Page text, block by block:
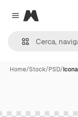
Close menu
Magnific
Home/Stock/PSD/